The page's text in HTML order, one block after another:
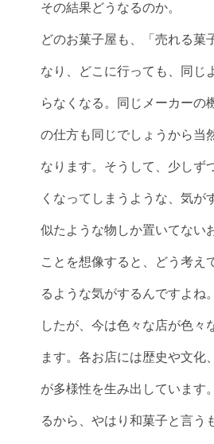
その結果どうなるのか。
どのお菓子屋も、「売れる菓
なり、どこに行っても、同じ
らなくなる。同じメーカーの
の仕方も同じでしょうから当
なります。そうして、少しず
くなってしまうような、気が
似たような物しか置いてない
ことを想像すると、どう考え
るような気がするんですよね
したが、今は色々な店が色々
ます。各お店には歴史や文化
が多様性を生み出しています
るから、やはり和菓子と言う